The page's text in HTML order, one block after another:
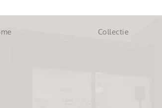
Collectie